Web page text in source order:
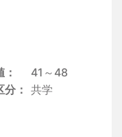
41～48
分
共学